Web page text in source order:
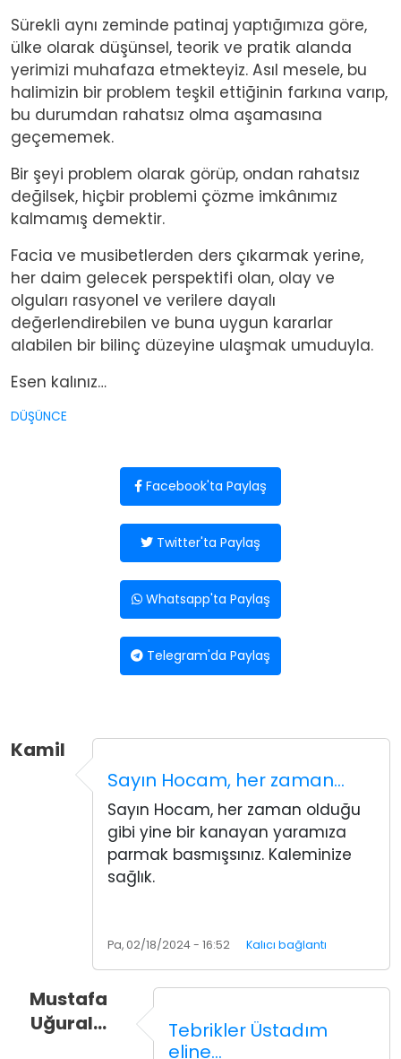
Sürekli aynı zeminde patinaj yaptığımıza göre,
ülke olarak düşünsel, teorik ve pratik alanda
yerimizi muhafaza etmekteyiz. Asıl mesele, bu
halimizin bir problem teşkil ettiğinin farkına varıp,
bu durumdan rahatsız olma aşamasına
geçememek.
Bir şeyi problem olarak görüp, ondan rahatsız
değilsek, hiçbir problemi çözme imkânımız
kalmamış demektir.
Facia ve musibetlerden ders çıkarmak yerine,
her daim gelecek perspektifi olan, olay ve
olguları rasyonel ve verilere dayalı
değerlendirebilen ve buna uygun kararlar
alabilen bir bilinç düzeyine ulaşmak umuduyla.
Esen kalınız…
DÜŞÜNCE
Facebook'ta Paylaş
Twitter'ta Paylaş
Whatsapp'ta Paylaş
Telegram'da Paylaş
Kamil
Sayın Hocam, her zaman…
Sayın Hocam, her zaman olduğu
gibi yine bir kanayan yaramıza
parmak basmışsınız. Kaleminize
sağlık.
Pa, 02/18/2024 - 16:52 Kalıcı bağlantı
Mustafa
Uğural…
Tebrikler Üstadım
eline…